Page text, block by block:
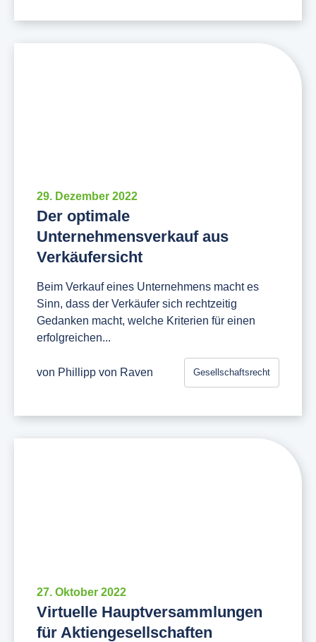
29. Dezember 2022
Der optimale
Unternehmensverkauf aus
Verkäufersicht
Beim Verkauf eines Unternehmens macht es
Sinn, dass der Verkäufer sich rechtzeitig
Gedanken macht, welche Kriterien für einen
erfolgreichen...
von Phillipp von Raven Gesellschaftsrecht
27. Oktober 2022
Virtuelle Hauptversammlungen
für Aktiengesellschaften